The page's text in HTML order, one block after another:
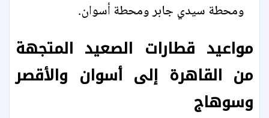
ومحطة سيدي جابر ومحطة أسوان.
مواعيد قطارات الصعيد المتجهة
من القاهرة إلى أسوان والأقصر
وسوهاج